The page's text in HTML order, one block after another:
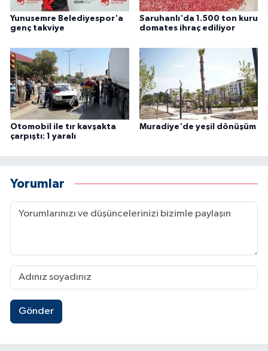
Yunusemre Belediyespor'a
genç takviye
Saruhanlı'da 1.500 ton kuru
domates ihraç ediliyor
Otomobil ile tır kavşakta
çarpıştı: 1 yaralı
Muradiye'de yeşil dönüşüm
Yorumlar
Gönder